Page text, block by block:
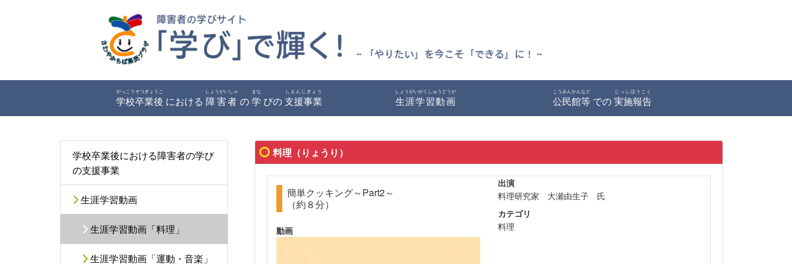
学校卒業後
がっこうそつぎょうご
における 障害者
しょうがいしゃ
の学
まな
びの支援事業
しえんじぎょう
生涯学習動画
しょうがいがくしゅうどうが
公民館等
こうみんかんなど
での実施報告
じっしほうこく
学校卒業後における障害者の学び
の支援事業
生涯学習動画
生涯学習動画「料理」
生涯学習動画「運動・音楽」
料理（りょうり）
簡単クッキング～Part2～
（約８分）
動画
出演
料理研究家 大瀬由生子 氏
カテゴリ
料理